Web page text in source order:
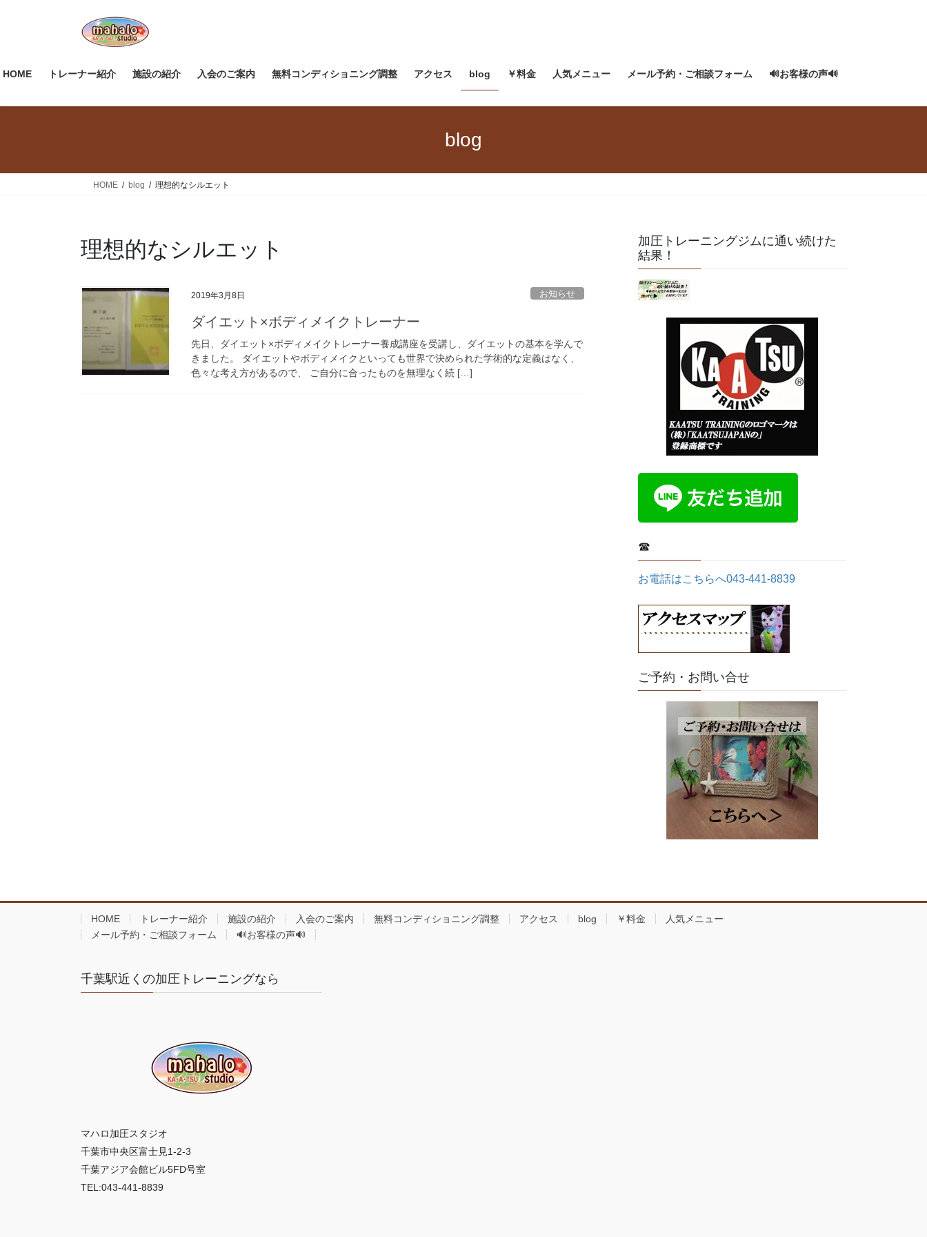
ツ
ス
シ
ン
HOME トレーナー紹介 施設の紹介 入会のご案内 無料コンディショニング調整 アクセス blog ￥料金 人気メニュー メール予約・ご相談フォーム 🔊お客様の声🔊
blog
HOME blog 理想的なシルエット
理想的なシルエット
2019年3月8日 お知らせ
ダイエット×ボディメイクトレーナー
先日、ダイエット×ボディメイクトレーナー養成講座を受講し、ダイエットの基本を学んで
きました。 ダイエットやボディメイクといっても世界で決められた学術的な定義はなく、
色々な考え方があるので、 ご自分に合ったものを無理なく続 […]
加圧トレーニングジムに通い続けた
結果！
☎
お電話はこちらへ043-441-8839
ご予約・お問い合せ
HOME トレーナー紹介 施設の紹介 入会のご案内 無料コンディショニング調整 アクセス blog ￥料金
人気メニュー
メール予約・ご相談フォーム
🔊お客様の声🔊
千葉駅近くの加圧トレーニングなら
マハロ加圧スタジオ
千葉市中央区富士見1-2-3
千葉アジア会館ビル5FD号室
TEL:043-441-8839